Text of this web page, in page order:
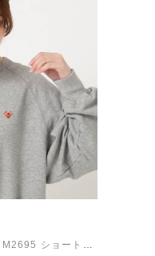
【9月上旬納期】M2695 ショート丈のドルマンプルオーバー